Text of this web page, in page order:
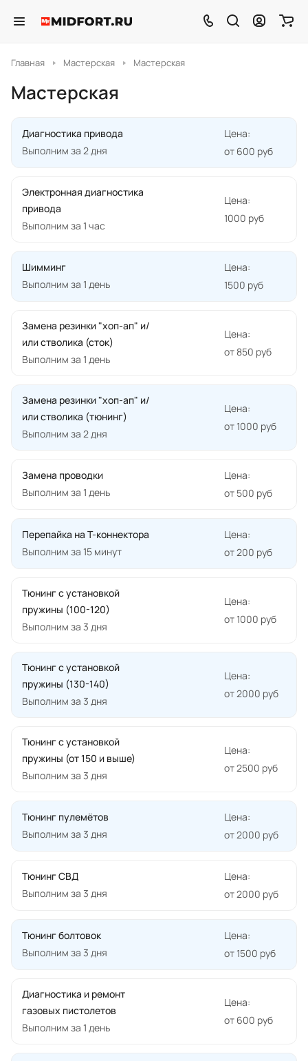
Главная Мастерская Мастерская
Мастерская
Диагностика привода
Выполним за 2 дня
Цена:
от 600 руб
Электронная диагностика
привода
Выполним за 1 час
Цена:
1000 руб
Шимминг
Выполним за 1 день
Цена:
1500 руб
Замена резинки "хоп-ап" и/
или стволика (сток)
Выполним за 1 день
Цена:
от 850 руб
Замена резинки "хоп-ап" и/
или стволика (тюнинг)
Выполним за 2 дня
Цена:
от 1000 руб
Замена проводки
Выполним за 1 день
Цена:
от 500 руб
Перепайка на Т-коннектора
Выполним за 15 минут
Цена:
от 200 руб
Тюнинг с установкой
пружины (100-120)
Выполним за 3 дня
Цена:
от 1000 руб
Тюнинг с установкой
пружины (130-140)
Выполним за 3 дня
Цена:
от 2000 руб
Тюнинг с установкой
пружины (от 150 и выше)
Выполним за 3 дня
Цена:
от 2500 руб
Тюнинг пулемётов
Выполним за 3 дня
Цена:
от 2000 руб
Тюнинг СВД
Выполним за 3 дня
Цена:
от 2000 руб
Тюнинг болтовок
Выполним за 3 дня
Цена:
от 1500 руб
Диагностика и ремонт
газовых пистолетов
Выполним за 1 день
Цена:
от 600 руб